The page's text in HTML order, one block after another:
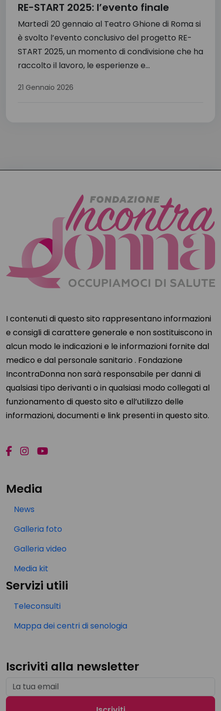
RE-START 2025: l’evento finale
Martedì 20 gennaio al Teatro Ghione di Roma si
è svolto l’evento conclusivo del progetto RE-
START 2025, un momento di condivisione che ha
raccolto il lavoro, le esperienze e...
21 Gennaio 2026
I contenuti di questo sito rappresentano informazioni
e consigli di carattere generale e non sostituiscono in
alcun modo le indicazioni e le informazioni fornite dal
medico e dal personale sanitario . Fondazione
IncontraDonna non sarà responsabile per danni di
qualsiasi tipo derivanti o in qualsiasi modo collegati al
funzionamento di questo sito e all’utilizzo delle
informazioni, documenti e link presenti in questo sito.
Media
News
Galleria foto
Galleria video
Media kit
Servizi utili
Teleconsulti
Mappa dei centri di senologia
Iscriviti alla newsletter